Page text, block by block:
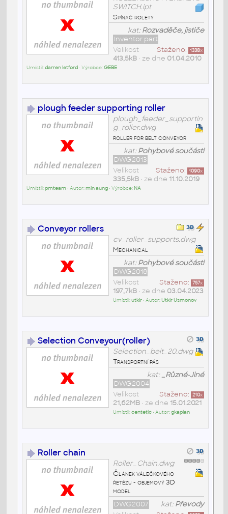
SWITCH.ipt
Spínač rolety
kat:Rozvaděče, jističe
Inventor part
Staženo: 1338x
Velikost
413,5kB• ze dne 01.04.2010
Umístil:darren letford • Výrobce:GEBE
plough feeder supporting roller
plough_feeder_supportin
g_roller.dwg
roller for belt conveyor
kat:Pohybové součásti
DWG2013
Staženo: 1090x
Velikost
335,5kB• ze dne 11.10.2019
Umístil:pmteam• Autor:min aung• Výrobce: NA
Conveyor rollers
cv_roller_supports.dwg
Mechanical
kat:Pohybové součásti
DWG2018
Staženo: 757x
Velikost
197,7kB• ze dne 03.04.2023
Umístil:utkir• Autor:Utkir Usmonov
Selection Conveyour(roller)
Selection_belt_20.dwg
Transportní pás
kat:_Různé-Jiné
DWG2004
Staženo: 210x
Velikost
21,62MB• ze dne 15.01.2021
Umístil:centetic• Autor:gkaplan
Roller chain
Roller_Chain.dwg
Článek válečkového
řetězu - objemový 3D
model
kat:Převody
DWG2007